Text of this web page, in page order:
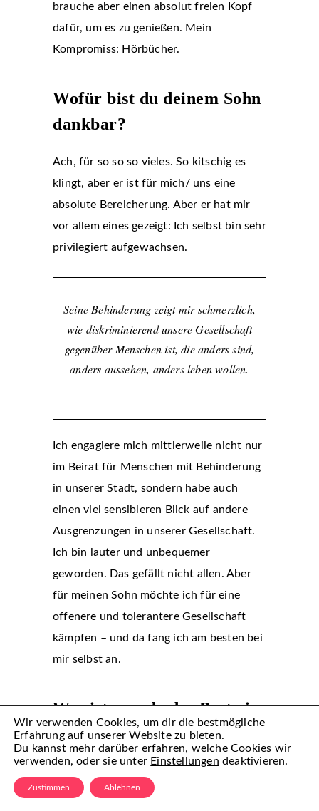
brauche aber einen absolut freien Kopf
dafür, um es zu genießen. Mein
Kompromiss: Hörbücher.
Wofür bist du deinem Sohn
dankbar?
Ach, für so so so vieles. So kitschig es
klingt, aber er ist für mich/ uns eine
absolute Bereicherung. Aber er hat mir
vor allem eines gezeigt: Ich selbst bin sehr
privilegiert aufgewachsen.
Seine Behinderung zeigt mir schmerzlich,
wie diskriminierend unsere Gesellschaft
gegenüber Menschen ist, die anders sind,
anders aussehen, anders leben wollen.
Ich engagiere mich mittlerweile nicht nur
im Beirat für Menschen mit Behinderung
in unserer Stadt, sondern habe auch
einen viel sensibleren Blick auf andere
Ausgrenzungen in unserer Gesellschaft.
Ich bin lauter und unbequemer
geworden. Das gefällt nicht allen. Aber
für meinen Sohn möchte ich für eine
offenere und tolerantere Gesellschaft
kämpfen – und da fang ich am besten bei
mir selbst an.
Was ist gerade das Beste in
deinem Leben?
Problembär der Verursacher von so vielen
Wir verwenden Cookies, um dir die bestmögliche
Erfahrung auf unserer Website zu bieten.
Du kannst mehr darüber erfahren, welche Cookies wir
verwenden, oder sie unter Einstellungen deaktivieren.
Zustimmen Ablehnen